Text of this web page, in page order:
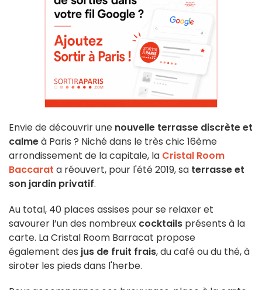
Envie de découvrir une nouvelle terrasse discrète et
calmeà Paris ? Niché dans le très chic 16ème
arrondissement de la capitale, la Cristal Room
Baccarat a réouvert, pour l'été 2019, sa terrasse et
son jardin privatif.
Au total, 40 places assises pour se relaxer et
savourer l’un des nombreux cocktails présents à la
carte. La Cristal Room Barracat propose
également des jus de fruit frais, du café ou du thé, à
siroter les pieds dans l'herbe.